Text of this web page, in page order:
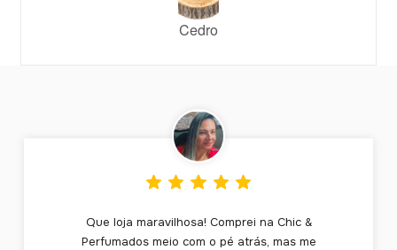
Cedro
Que loja maravilhosa! Comprei na Chic &
Perfumados meio com o pé atrás, mas me